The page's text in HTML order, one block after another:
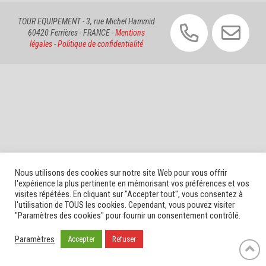
TOUR EQUIPEMENT - 3, rue Michel Hammid
60420 Ferrières - FRANCE -Mentions
légales-Politique de confidentialité
Nous utilisons des cookies sur notre site Web pour vous offrir
l'expérience la plus pertinente en mémorisant vos préférences et vos
visites répétées. En cliquant sur "Accepter tout", vous consentez à
l'utilisation de TOUS les cookies. Cependant, vous pouvez visiter
"Paramètres des cookies" pour fournir un consentement contrôlé.
Paramètres Accepter Refuser